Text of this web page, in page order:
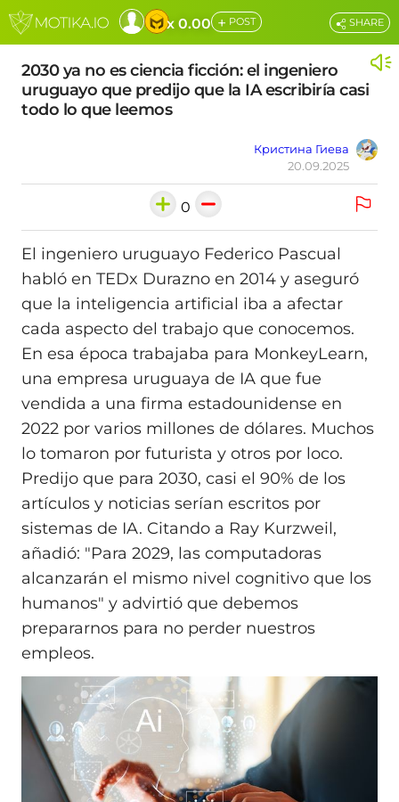
x 0.00 + POST
2030 ya no es ciencia ficción: el ingeniero
uruguayo que predijo que la IA escribiría casi
todo lo que leemos
Кристина Гиева
20.09.2025
SHARE
0
El ingeniero uruguayo Federico Pascual
habló en TEDx Durazno en 2014 y aseguró
que la inteligencia artificial iba a afectar
cada aspecto del trabajo que conocemos.
En esa época trabajaba para MonkeyLearn,
una empresa uruguaya de IA que fue
vendida a una firma estadounidense en
2022 por varios millones de dólares. Muchos
lo tomaron por futurista y otros por loco.
Predijo que para 2030, casi el 90% de los
artículos y noticias serían escritos por
sistemas de IA. Citando a Ray Kurzweil,
añadió: "Para 2029, las computadoras
alcanzarán el mismo nivel cognitivo que los
humanos" y advirtió que debemos
prepararnos para no perder nuestros
empleos.